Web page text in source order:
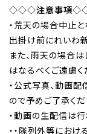
◇◇◇注意事項
・荒天の場合中止と
出掛け前にれいわ
また、雨天の場合
はなるべくご遠慮く
・公式写真、動画
ので予めご了承くだ
・動画の生配信は行
・・隊列外等におけ